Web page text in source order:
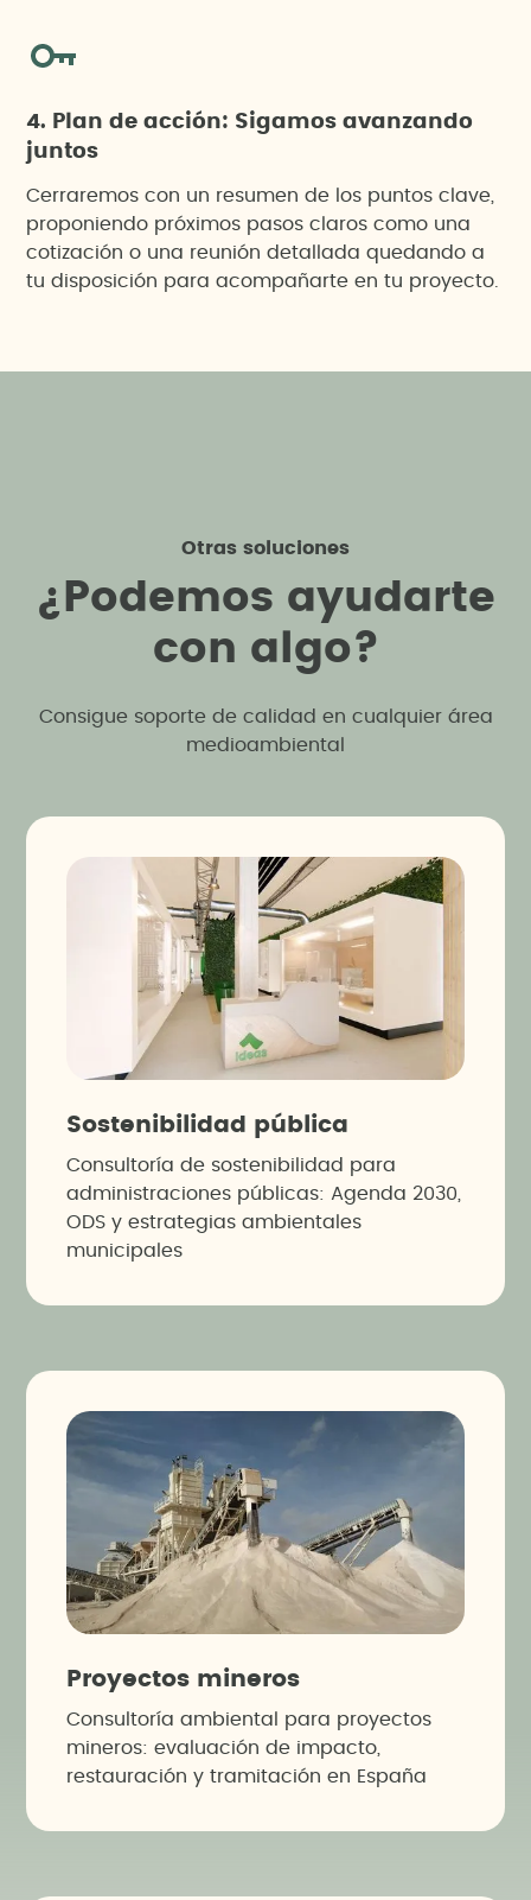
4. Plan de acción: Sigamos avanzando
juntos
Cerraremos con un resumen de los puntos clave,
proponiendo próximos pasos claros como una
cotización o una reunión detallada quedando a
tu disposición para acompañarte en tu proyecto.
Otras soluciones
¿ Pod emos ayud arte
con a go?
Consigue soporte de calidad en cualquier área
medioambiental
Sostenibilidad pública
Consultoría de sostenibilidad para
administraciones públicas: Agenda 2030,
ODS y estrategias ambientales
municipales
Proyectos mineros
Consultoría ambiental para proyectos
mineros: evaluación de impacto,
restauración y tramitación en España